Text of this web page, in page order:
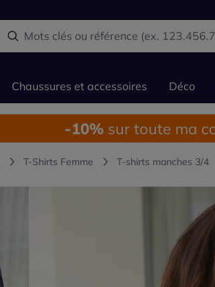
Chaussures et accessoires Déco
-10% sur toute ma
T-Shirts Femme T-shirts manches 3/4